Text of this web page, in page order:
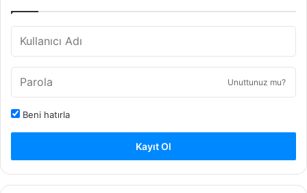
Unuttunuz mu?
Beni hatırla
Kayıt Ol